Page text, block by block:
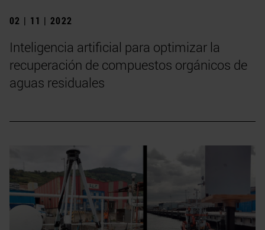
02 | 11 | 2022
Inteligencia artificial para optimizar la
recuperación de compuestos orgánicos de
aguas residuales